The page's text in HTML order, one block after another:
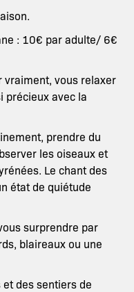
: 10€ par adulte/ 6€
vraiment, vous relaxer
précieux avec la
prendre du
les oiseaux et
Le chant des
état de quiétude
surprendre par
blaireaux ou une
des sentiers de